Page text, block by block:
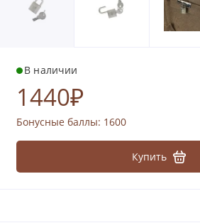
В наличии
1440₽
Бонусные баллы: 1600
Купить